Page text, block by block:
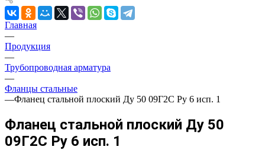
Главная
—
Продукция
—
Трубопроводная арматура
—
Фланцы стальные
—Фланец стальной плоский Ду 50 09Г2С Ру 6 исп. 1
Фланец стальной плоский Ду 50
09Г2С Ру 6 исп. 1